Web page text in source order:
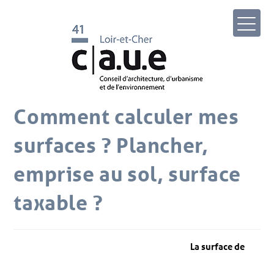
Comment calculer mes
surfaces ? Plancher,
emprise au sol, surface
taxable ?
La surface de